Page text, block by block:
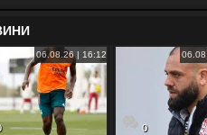
06.08.26 | 16:12
0